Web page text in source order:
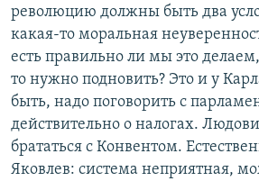
революцию должны быть два
какая-то моральная
есть правильно ли мы это
то нужно подновить? Это и у
быть, надо поговорить с
действительно о налогах.
брататься с Конвентом.
Яковлев: система неприятная,